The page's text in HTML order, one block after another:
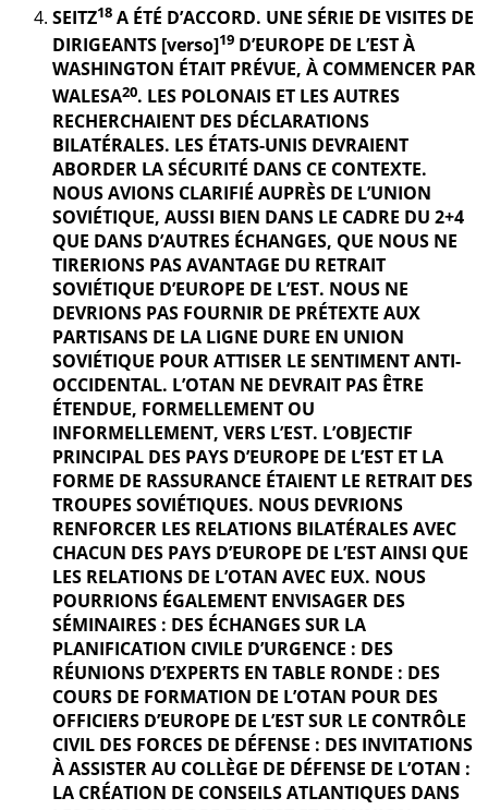
SEITZ18 A ÉTÉ D’ACCORD. UNE SÉRIE DE VISITES DE
DIRIGEANTS [verso]19 D’EUROPE DE L’EST À
WASHINGTON ÉTAIT PRÉVUE, À COMMENCER PAR
WALESA20. LES POLONAIS ET LES AUTRES
RECHERCHAIENT DES DÉCLARATIONS
BILATÉRALES. LES ÉTATS-UNIS DEVRAIENT
ABORDER LA SÉCURITÉ DANS CE CONTEXTE.
NOUS AVIONS CLARIFIÉ AUPRÈS DE L’UNION
SOVIÉTIQUE, AUSSI BIEN DANS LE CADRE DU 2+4
QUE DANS D’AUTRES ÉCHANGES, QUE NOUS NE
TIRERIONS PAS AVANTAGE DU RETRAIT
SOVIÉTIQUE D’EUROPE DE L’EST. NOUS NE
DEVRIONS PAS FOURNIR DE PRÉTEXTE AUX
PARTISANS DE LA LIGNE DURE EN UNION
SOVIÉTIQUE POUR ATTISER LE SENTIMENT ANTI-
OCCIDENTAL. L’OTAN NE DEVRAIT PAS ÊTRE
ÉTENDUE, FORMELLEMENT OU
INFORMELLEMENT, VERS L’EST. L’OBJECTIF
PRINCIPAL DES PAYS D’EUROPE DE L’EST ET LA
FORME DE RASSURANCE ÉTAIENT LE RETRAIT DES
TROUPES SOVIÉTIQUES. NOUS DEVRIONS
RENFORCER LES RELATIONS BILATÉRALES AVEC
CHACUN DES PAYS D’EUROPE DE L’EST AINSI QUE
LES RELATIONS DE L’OTAN AVEC EUX. NOUS
POURRIONS ÉGALEMENT ENVISAGER DES
SÉMINAIRES : DES ÉCHANGES SUR LA
PLANIFICATION CIVILE D’URGENCE : DES
RÉUNIONS D’EXPERTS EN TABLE RONDE : DES
COURS DE FORMATION DE L’OTAN POUR DES
OFFICIERS D’EUROPE DE L’EST SUR LE CONTRÔLE
CIVIL DES FORCES DE DÉFENSE : DES INVITATIONS
À ASSISTER AU COLLÈGE DE DÉFENSE DE L’OTAN :
LA CRÉATION DE CONSEILS ATLANTIQUES DANS